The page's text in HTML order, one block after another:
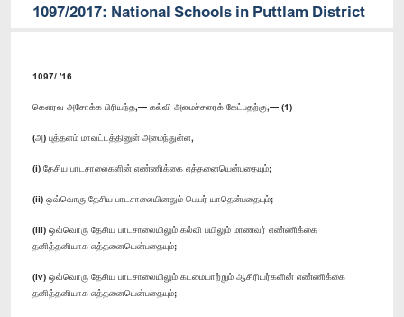
1097/2017: National Schools in Puttlam District
1097/ '16
கௌரவ அசோக்க பிரியந்த,— கல்வி அமைச்சரைக் கேட்பதற்கு,— (1)
(அ) புத்தளம் மாவட்டத்தினுள் அமைந்துள்ள,
(i) தேசிய பாடசாலைகளின் எண்ணிக்கை எத்தனையென்பதையும்;
(ii) ஒவ்வொரு தேசிய பாடசாலையினதும் பெயர் யாதென்பதையும்;
(iii) ஒவ்வொரு தேசிய பாடசாலையிலும் கல்வி பயிலும் மாணவர் எண்ணிக்கை
தனித்தனியாக எத்தனையென்பதையும்;
(iv) ஒவ்வொரு தேசிய பாடசாலையிலும் கடமையாற்றும் ஆசிரியர்களின் எண்ணிக்கை
தனித்தனியாக எத்தனையென்பதையும்;